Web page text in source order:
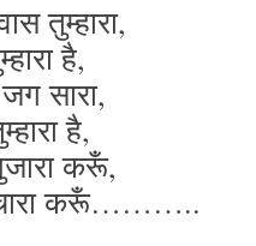
तुम्हारा,
है,
सारा,
है,
करूँ,
करूँ………..